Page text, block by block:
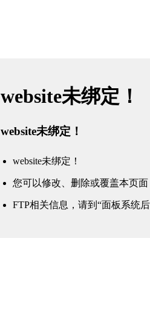
website未绑定！
website未绑定！
website未绑定！
您可以修改、删除或覆盖本页面
FTP相关信息，请到“面板系统